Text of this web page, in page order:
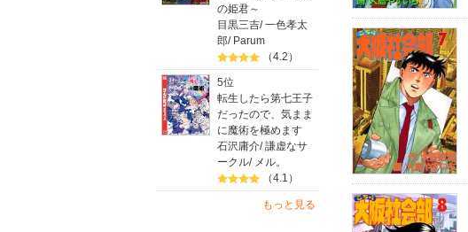
の姫君～
目黒三吉/一色孝太
郎/ Parum
（4.2）
5位
転生したら第七王子
だったので、気まま
に魔術を極めます
石沢庸介/謙虚なサ
ークル/ メル。
（4.1）
もっと見る